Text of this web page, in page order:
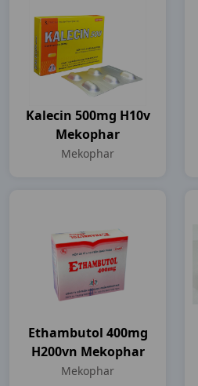
Kalecin 500mg H10v
Mekophar
Mekophar
Ethambutol 400mg
H200vn Mekophar
Mekophar